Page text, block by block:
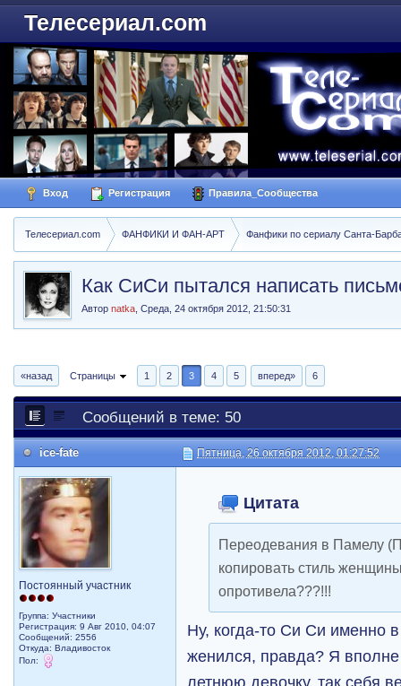
Телесериал.com
Вход Регистрация Правила_Сообщества
Телесериал.com ФАНФИКИ И ФАН-АРТ Фанфики по сериалу Санта-
Как СиСи пытался написать
Авторnatka ,Среда, 24 октября 2012, 21:50:31
«назад Страницы 1 2 3 4 5 вперед» 6
Сообщений в теме: 50
ice-fate Пятница, 26 октября 2012, 01:27:52
Постоянный участник
Группа: Участники
Регистрация: 9 Авг 2010, 04:07
Сообщений: 2556
Откуда: Владивосток
Пол:
Цитата
Переодевания в Памелу
копировать стиль
опротивела???!!!
Ну, когда-то Си Си именно
женился, правда? Я
летнюю девочку, так себя